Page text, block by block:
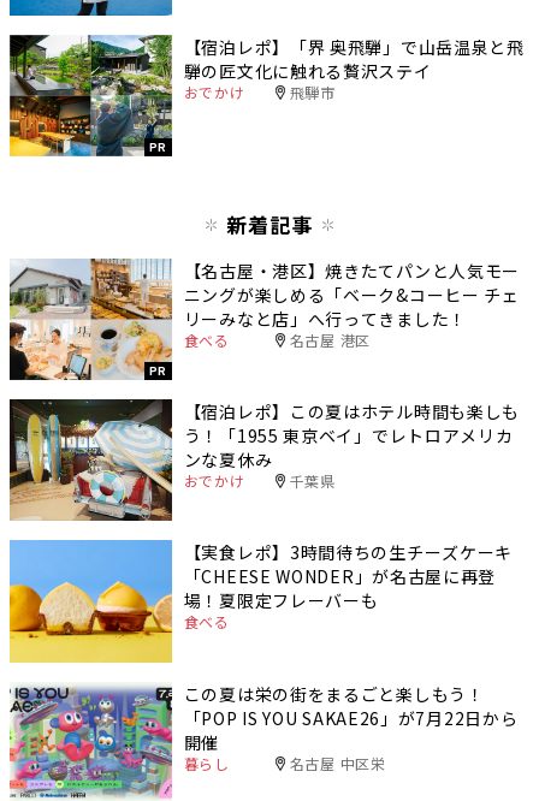
PR
【宿泊レポ】「界 奥飛騨」で山岳温泉と飛
騨の匠文化に触れる贅沢ステイ
おでかけ 飛騨市
新着記事
PR
【名古屋・港区】焼きたてパンと人気モー
ニングが楽しめる「ベーク&コーヒー チェ
リーみなと店」へ行ってきました！
食べる 名古屋 港区
【宿泊レポ】この夏はホテル時間も楽しも
う！「1955 東京ベイ」でレトロアメリカ
ンな夏休み
おでかけ 千葉県
【実食レポ】3時間待ちの生チーズケーキ
「CHEESE WONDER」が名古屋に再登
場！夏限定フレーバーも
食べる
この夏は栄の街をまるごと楽しもう！
「POP IS YOU SAKAE26」が7月22日から
開催
暮らし 名古屋 中区栄